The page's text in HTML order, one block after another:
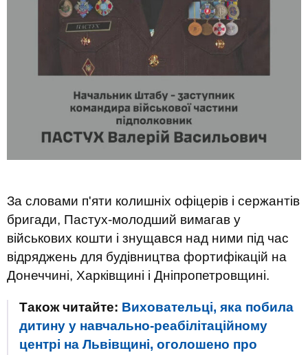
За словами п'яти колишніх офіцерів і сержантів
бригади, Пастух-молодший вимагав у
військових кошти і знущався над ними під час
відряджень для будівництва фортифікацій на
Донеччині, Харківщині і Дніпропетровщині.
Також читайте: Виховательці, яка побила
дитину у навчально-реабілітаційному
центрі на Львівщині, оголошено про